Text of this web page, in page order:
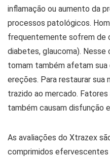
inflamação ou aumento da
processos patológicos.
frequentemente sofrem de
diabetes, glaucoma).
tomam também afetam
ereções. Para restaurar sua
trazido ao mercado.
também causam disfunção
As avaliações do Xtrazex
comprimidos